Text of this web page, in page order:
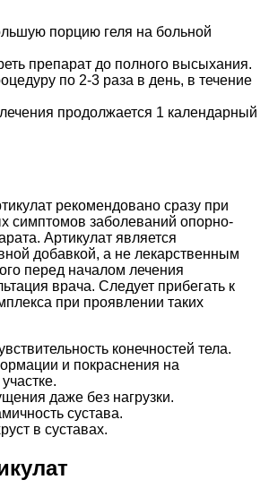
порцию геля на больной
препарат до полного высыхания.
по 2-3 раза в день, в течение
продолжается 1 календарный
рекомендовано сразу при
симптомов заболеваний опорно-
Артикулат является
добавкой, а не лекарственным
перед началом лечения
врача. Следует прибегать к
при проявлении таких
конечностей тела.
и покраснения на
даже без нагрузки.
сустава.
в суставах.